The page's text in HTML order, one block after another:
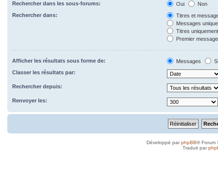
Rechercher dans les sous-forums: Oui
Non
Rechercher dans:
Titres et
Messages
Titres
Premier
Afficher les résultats sous forme de: Messages
Classer les résultats par:
Rechercher depuis:
Renvoyer les:
Développé parphpBB® Forum
Traduit par